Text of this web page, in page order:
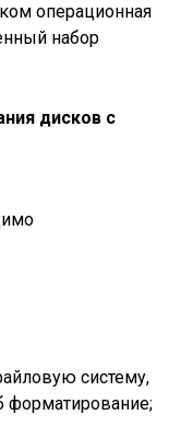
операционная
набор
дисков с
систему,
форматирование;